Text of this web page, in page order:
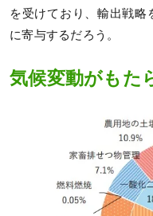
を受けており、輸出戦略
に寄与するだろう。
気候変動がもた